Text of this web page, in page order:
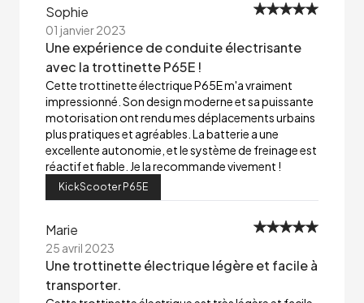
Sophie
01 janvier 2023
Une expérience de conduite électrisante
avec la trottinette P65E !
Cette trottinette électrique P65E m'a vraiment
impressionné. Son design moderne et sa puissante
motorisation ont rendu mes déplacements urbains
plus pratiques et agréables. La batterie a une
excellente autonomie, et le système de freinage est
réactif et fiable. Je la recommande vivement !
KickScooter P65E
Marie
25 avril 2023
Une trottinette électrique légère et facile à
transporter.